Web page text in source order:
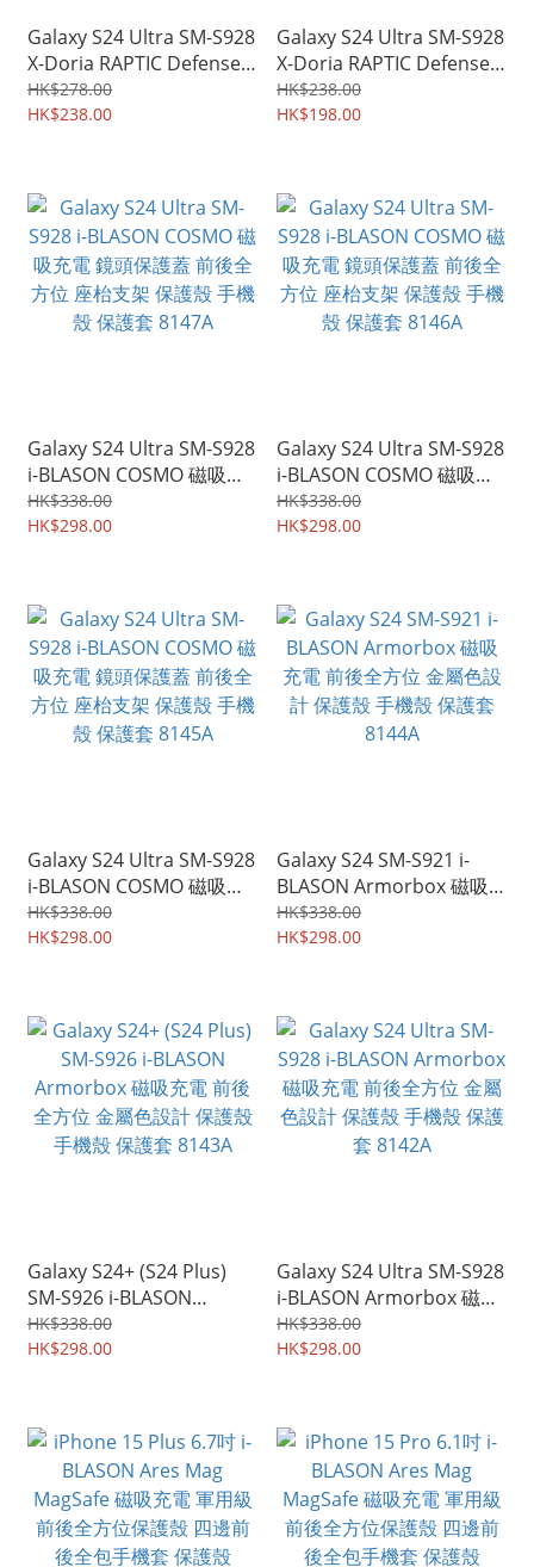
Galaxy S24 Ultra SM-S928
X-Doria RAPTIC Defense
Shield 磁吸無線充電 四邊
全包背透明 手機保護殼 手
HK$278.00
HK$238.00
Galaxy S24 Ultra SM-S928
X-Doria RAPTIC Defense
Shield 四邊全包背透明 手
機保護殼 手機殼 保護套
HK$238.00
HK$198.00
Galaxy S24 Ultra SM-S928
i-BLASON COSMO 磁吸充
電 鏡頭保護蓋 前後全方位
座枱支架 保護殼 手機殼 保
HK$338.00
HK$298.00
Galaxy S24 Ultra SM-S928
i-BLASON COSMO 磁吸充
電 鏡頭保護蓋 前後全方位
座枱支架 保護殼 手機殼 保
HK$338.00
HK$298.00
Galaxy S24 Ultra SM-S928
i-BLASON COSMO 磁吸充
電 鏡頭保護蓋 前後全方位
座枱支架 保護殼 手機殼 保
HK$338.00
HK$298.00
Galaxy S24 SM-S921 i-
BLASON Armorbox 磁吸
充電 前後全方位 金屬色設
計 保護殼 手機殼 保護套
HK$338.00
HK$298.00
Galaxy S24+ (S24 Plus)
SM-S926 i-BLASON
Armorbox 磁吸充電 前後
全方位 金屬色設計 保護殼
HK$338.00
HK$298.00
Galaxy S24 Ultra SM-S928
i-BLASON Armorbox 磁吸
充電 前後全方位 金屬色設
計 保護殼 手機殼 保護套
HK$338.00
HK$298.00